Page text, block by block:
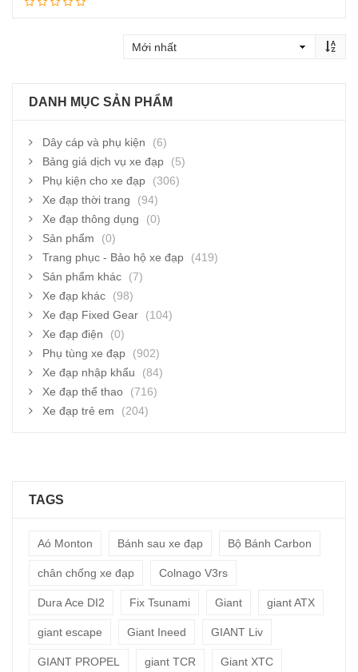
DANH MỤC SẢN PHẨM
Dây cáp và phụ kiện
(6)
Bảng giá dịch vụ xe đạp
(5)
Phụ kiện cho xe đạp
(306)
Xe đạp thời trang
(94)
Xe đạp thông dụng
(0)
Sản phẩm
(0)
Trang phục - Bảo hộ xe đạp
(419)
Sản phẩm khác
(7)
Xe đạp khác
(98)
Xe đạp Fixed Gear
(104)
Xe đạp điện
(0)
Phụ tùng xe đạp
(902)
Xe đạp nhập khẩu
(84)
Xe đạp thể thao
(716)
Xe đạp trẻ em
(204)
TAGS
Aó Monton Bánh sau xe đạp Bộ Bánh Carbon
chân chống xe đạp Colnago V3rs
Dura Ace DI2 Fix Tsunami Giant giant ATX
giant escape Giant Ineed GIANT Liv
GIANT PROPEL giant TCR Giant XTC